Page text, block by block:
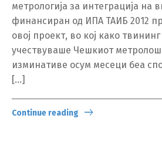
метрологија за интеграција на
финансиран од ИПА ТАИБ 2012
овој проект, во кој како
учествуваше Чешкиот
изминативе осум месеци беа
[…]
Continue reading